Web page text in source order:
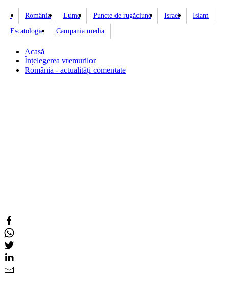
România Lume Puncte de rugăciune Israel
Islam
Escatologie
Campania media
Acasă
Înțelegerea vremurilor
România - actualități comentate